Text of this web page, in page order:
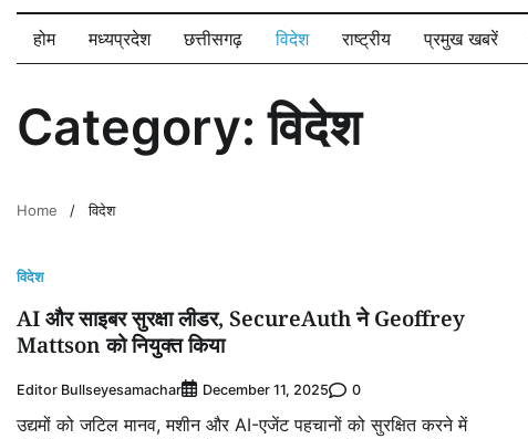
होम मध्यप्रदेश छत्तीसगढ़ विदेश राष्ट्रीय प्रमुख खबरें
Category:विदेश
Home विदेश
विदेश
AI और साइबर सुरक्षा लीडर, SecureAuth ने Geoffrey
Mattson को नियुक्त किया
Editor Bullseyesamachar December 11, 2025 0
उद्यमों को जटिल मानव, मशीन और AI-एजेंट पहचानों को सुरक्षित करने में